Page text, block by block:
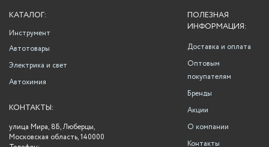
ПОЛЕЗНАЯ
ИНФОРМАЦИЯ:
Доставка и оплата
Оптовым
покупателям
Бренды
Акции
О компании
Контакты
КАТАЛОГ:
Инструмент
Автотовары
Электрика и свет
Автохимия
КОНТАКТЫ:
улица Мира, 8Б, Люберцы,
Московская область, 140000